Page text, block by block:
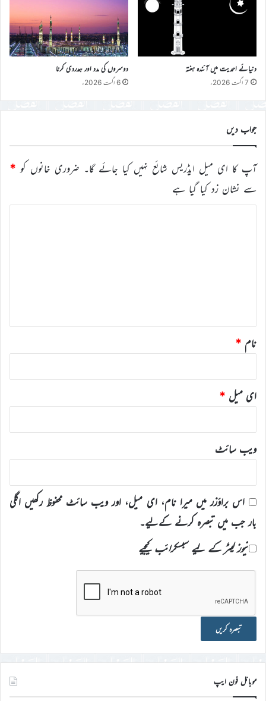
دنیائے احمدیت میں آئندہ ہفتہ
7 اگست 2026ء
دوسروں کی مدد اور ہمدردی کرنا
6 اگست 2026ء
جواب دیں
آپ کا ای میل ایڈریس شائع نہیں کیا جائے گا۔ ضروری خانوں کو *
سے نشان زد کیا گیا ہے
نام *
ای میل *
ویب‌ سائٹ
اس براؤزر میں میرا نام، ای میل، اور ویب سائٹ محفوظ رکھیں اگلی
بار جب میں تبصرہ کرنے کےلیے۔
نیوز لیٹر کے لیے سبسکرائب کیجیے
موبائل فون ایپ